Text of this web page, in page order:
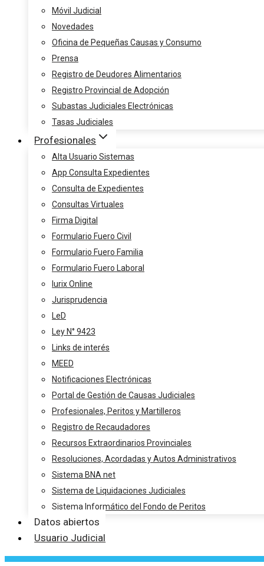
Móvil Judicial
Novedades
Oficina de Pequeñas Causas y Consumo
Prensa
Registro de Deudores Alimentarios
Registro Provincial de Adopción
Subastas Judiciales Electrónicas
Tasas Judiciales
Profesionales
Alta Usuario Sistemas
App Consulta Expedientes
Consulta de Expedientes
Consultas Virtuales
Firma Digital
Formulario Fuero Civil
Formulario Fuero Familia
Formulario Fuero Laboral
Iurix Online
Jurisprudencia
LeD
Ley N° 9423
Links de interés
MEED
Notificaciones Electrónicas
Portal de Gestión de Causas Judiciales
Profesionales, Peritos y Martilleros
Registro de Recaudadores
Recursos Extraordinarios Provinciales
Resoluciones, Acordadas y Autos Administrativos
Sistema BNA net
Sistema de Liquidaciones Judiciales
Sistema Informático del Fondo de Peritos
Datos abiertos
Usuario Judicial